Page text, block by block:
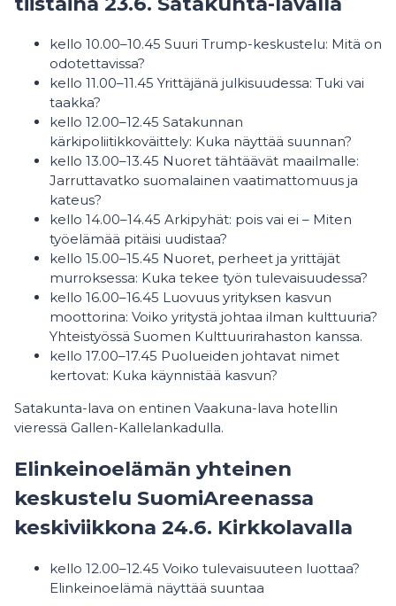
kello 10.00–10.45 Suuri Trump-keskustelu: Mitä on
odotettavissa?
kello 11.00–11.45 Yrittäjänä julkisuudessa: Tuki vai
taakka?
kello 12.00–12.45 Satakunnan
kärkipoliitikkoväittely: Kuka näyttää suunnan?
kello 13.00–13.45 Nuoret tähtäävät maailmalle:
Jarruttavatko suomalainen vaatimattomuus ja
kateus?
kello 14.00–14.45 Arkipyhät: pois vai ei – Miten
työelämää pitäisi uudistaa?
kello 15.00–15.45 Nuoret, perheet ja yrittäjät
murroksessa: Kuka tekee työn tulevaisuudessa?
kello 16.00–16.45 Luovuus yrityksen kasvun
moottorina: Voiko yritystä johtaa ilman kulttuuria?
Yhteistyössä Suomen Kulttuurirahaston kanssa.
kello 17.00–17.45 Puolueiden johtavat nimet
kertovat: Kuka käynnistää kasvun?
Satakunta-lava on entinen Vaakuna-lava hotellin
vieressä Gallen-Kallelankadulla.
Elinkeinoelämän yhteinen
keskustelu SuomiAreenassa
keskiviikkona 24.6. Kirkkolavalla
kello 12.00–12.45 Voiko tulevaisuuteen luottaa?
Elinkeinoelämä näyttää suuntaa